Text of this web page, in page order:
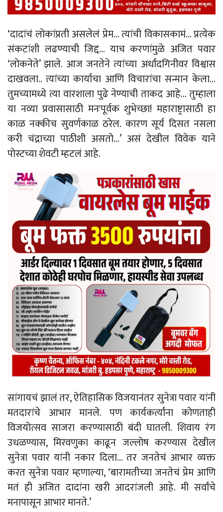
‘दादांचं लोकांप्रती असलेलं प्रेम… त्यांची विकासकामं… प्रत्येक
संकटांशी लढण्याची जिद्द… याच करणांमुळे अजित पवार
‘लोकनेते’ झाले. आज जनतेने त्यांच्या अर्धांदगिनीवर विश्वास
दाखवला.. त्यांच्या कार्याचा आणि विचारांचा सन्मान केला…
तुमच्यामध्ये त्या वारशाला पुढे नेण्याची ताकद आहे… तुम्हाला
या नव्या प्रवासासाठी मनःपूर्वक शुभेच्छा! महाराष्ट्रासाठी हा
काळ नक्कीच सुवर्णकाळ ठरेल. कारण सूर्य दिसत नसला
करी चंद्राच्या पाठीशी असतो…’ असं देखील विवेक याने
पोस्टच्या शेवटी म्हटलं आहे.
सांगायचं झालं तर, ऐतिहासिक विजयानंतर सुनेत्रा पवार यांनी
मतदारांचे आभार मानले. पण कार्यकर्त्यांना कोणताही
विजयोत्सव साजरा करण्यासाठी बंदी घातली. शिवाय रंग
उधळण्यास, मिरवणुका काढून जल्लोष करण्यास देखील
सुनेत्रा पवार यांनी नकार दिला… तर जनतेचं आभार व्यक्त
करत सुनेत्रा पवार म्हणाल्या, ‘बारामतीच्या जनतेचं प्रेम आणि
मतं ही अजित दादांना खरी आदरांजली आहे. मी सर्वांचे
मनापासून आभार मानते.’